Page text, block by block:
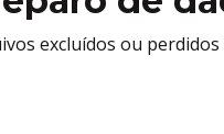
excluídos ou